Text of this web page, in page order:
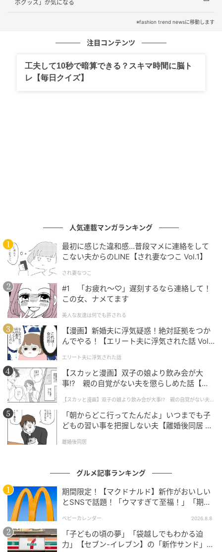
この時期だけの季節限定品
出典：Instagram
季節限定で販売されている「手摘みよもぎの草餅」。3
月～5月が旬の草餅は、季節感を楽しみたいときにぴっ
ボグッズ」が気になる
※fashion trend newsに移動します
注目コンテンツ
工夫して10秒で暗算できる？スキマ時間に脳ト
レ【毎日クイズ】
人気連載マンガランキング
最初に感じた違和感…普段マメに連絡をして
こない夫からのLINE【され妻なつこ Vol.1】
され妻なつこ
#1 「お疲れ〜♡」遅刻するなら連絡して！
この女、ナメてます
美人な友達は何でも許される
【漫画】新婚夫に浮気疑惑！絶対証拠をつか
んでやる！【エリート夫に浮気された話 Vol.
エリート夫に浮気された話
【スカッと漫画】双子の娘より飲み会が大
事!? 親の自覚がない夫を懲らしめた話【第1
【スカッと漫画】双子の娘より飲み会が大事!? 親の自覚がない夫を
懲らしめた話
「朝からどこ行ってたんだよ」いつまでも子
どもの習い事を把握しない夫【離婚後同居 Vo
離婚後同居
グルメ記事ランキング
期間限定！【マクドナルド】新作がおいしい
とSNSで話題！「ウマすぎて至福！」「期待
ベビーカレンダー 2026.8.8
「子どもの頃の夢」「袋越しでもわかる迫
力」【セブン-イレブン】の「新作サンド」に